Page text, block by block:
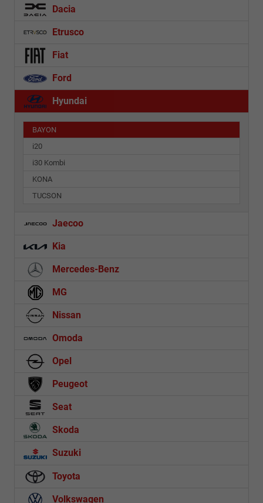
Dacia
Etrusco
Fiat
Ford
Hyundai
BAYON
i20
i30 Kombi
KONA
TUCSON
Jaecoo
Kia
Mercedes-Benz
MG
Nissan
Omoda
Opel
Peugeot
Seat
Skoda
Suzuki
Toyota
Volkswagen